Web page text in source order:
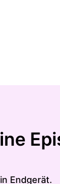
Endgerät.